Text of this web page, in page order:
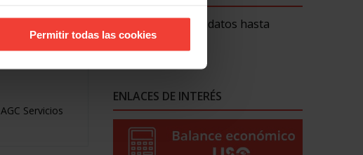
Permitir todas las cookies
Servicios
Lo siento. No hay datos hasta
ahora.
ENLACES DE INTERÉS